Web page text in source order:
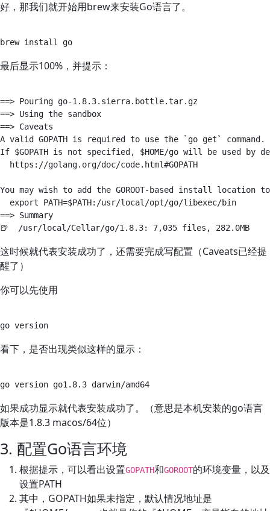
好，那我们就开始用brew来安装Go语言了。
最后显示100%，并提示：
==> Pouring go-1.8.3.sierra.bottle.tar.gz
==> Using the sandbox
==> Caveats
A valid GOPATH is required to use the `go get` command.
If $GOPATH is not specified, $HOME/go will be used by
  https://golang.org/doc/code.html#GOPATH
You may wish to add the GOROOT-based install location
  export PATH=$PATH:/usr/local/opt/go/libexec/bin
==> Summary
这时候就代表安装成功了，还需要完成写配置（Caveats已经提
醒了）
你可以先使用
看下，是否出现类似这样的显示：
如果成功显示就代表安装成功了。（意思是本机安装的go语言
版本是1.8.3 macos/64位）
3. 配置Go语言环境
根据提示，可以看出设置GOPATH和GOROOT的环境变量，以及
设置PATH
其中，GOPATH如果未指定，默认情况地址是